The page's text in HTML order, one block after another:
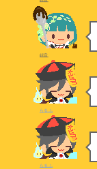
紺音
らるふ
らるふ